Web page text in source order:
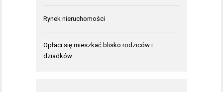
Rynek nieruchomości
Opłaci się mieszkać blisko rodziców i
dziadków